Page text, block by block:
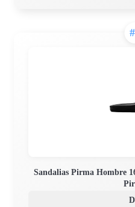
Sandalias Pirma Hombre